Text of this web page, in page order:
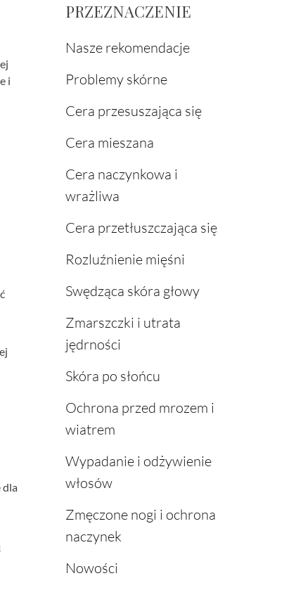
i
dla
PRZEZNACZENIE
Nasze rekomendacje
Problemy skórne
Cera przesuszająca się
Cera mieszana
Cera naczynkowa i
wrażliwa
Cera przetłuszczająca się
Rozluźnienie mięśni
Swędząca skóra głowy
Zmarszczki i utrata
jędrności
Skóra po słońcu
Ochrona przed mrozem i
wiatrem
Wypadanie i odżywienie
włosów
Zmęczone nogi i ochrona
naczynek
Nowości